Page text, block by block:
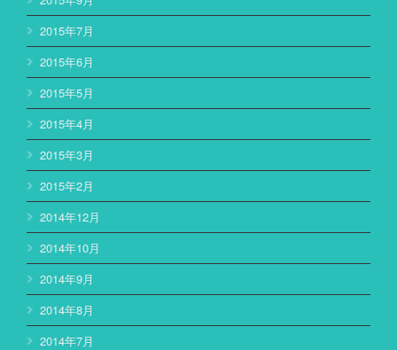
2015年7月
2015年6月
2015年5月
2015年4月
2015年3月
2015年2月
2014年12月
2014年10月
2014年9月
2014年8月
2014年7月